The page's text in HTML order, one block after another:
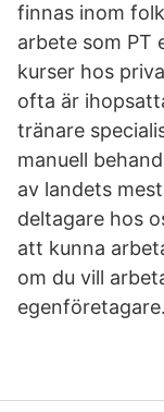
finnas inom
arbete som
kurser hos
ofta är
tränare
manuell
av landets
deltagare hos
att kunna
om du vill
egenföretagare.